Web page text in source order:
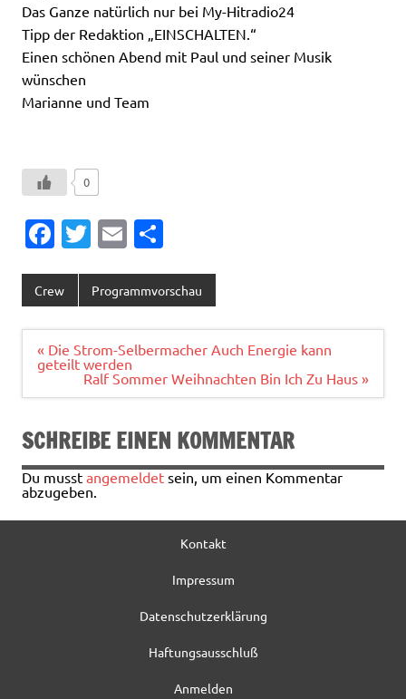
Das Ganze natürlich nur bei My-Hitradio24
Tipp der Redaktion „EINSCHALTEN.“
Einen schönen Abend mit Paul und seiner Musik
wünschen
Marianne und Team
0
Fa
e
b
o
o
k
T
it
te
r
E
ai
l
le
n
Crew Programmvorschau
Beitragsnavigation
« Die Strom-Selbermacher Auch Energie kann
geteilt werden
Ralf Sommer Weihnachten Bin Ich Zu Haus »
SCHREIBE EINEN KOMMENTAR
Du musst angemeldet sein, um einen Kommentar
abzugeben.
Kontakt
Impressum
Datenschutzerklärung
Haftungsausschluß
Anmelden